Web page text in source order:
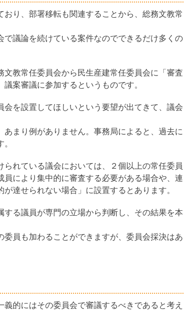
り、部署移転も関連することから、総務文教常
議論を続けている案件なのでできるだけ多くの
文教常任委員会から民生産建常任委員会に「審査
案審議に参加するというものです。
を設置してほしいという要望が出てきて、議会
まり例がありません。事務局によると、過去に
れている議会においては、２個以上の常任委員
により集中的に審査する必要がある場合や、連
達せられない場合」に設置するとあります。
る議員が専門の立場から判断し、その結果を本
員も加わることができますが、委員会採決はあ
的にはその委員会で審議するべきであると考え